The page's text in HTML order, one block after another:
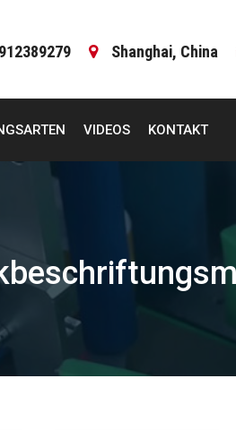
Shanghai, China
VIDEOS KONTAKT